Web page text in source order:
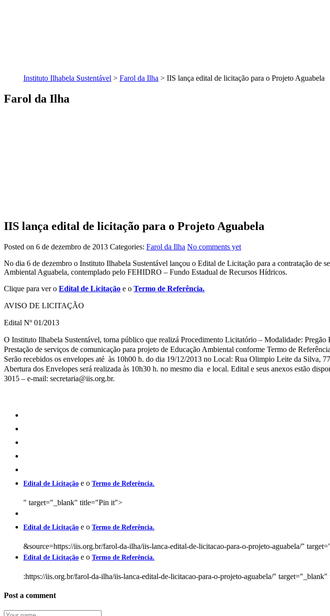
Instituto Ilhabela Sustentável > Farol da Ilha > IIS lança edital de licitação para o Projeto Aguabela
Farol da Ilha
IIS lança edital de licitação para o Projeto Aguabela
Posted on 6 de dezembro de 2013 Categories: Farol da Ilha No comments yet
No dia 6 de dezembro o Instituto Ilhabela Sustentável lançou o Edital de Licitação para a contratação de
Ambiental Aguabela, contemplado pelo FEHIDRO – Fundo Estadual de Recursos Hídricos.
Clique para ver o Edital de Licitação e o Termo de Referência.
AVISO DE LICITAÇÃO
Edital Nº 01/2013
O Instituto Ilhabela Sustentável, torna público que realizá Procedimento Licitatório – Modalidade:
Prestação de serviços de comunicação para projeto de Educação Ambiental conforme Termo de
Serão recebidos os envelopes até às 10h00 h. do dia 19/12/2013 no Local: Rua Olimpio Leite da Silva,
Abertura dos Envelopes será realizada às 10h30 h. no mesmo dia e local. Edital e seus anexos estão
3015 – e-mail: secretaria@iis.org.br.
Edital de Licitação e o Termo de Referência.
" target="_blank" title="Pin it">
Edital de Licitação e o Termo de Referência.
&source=https://iis.org.br/farol-da-ilha/iis-lanca-edital-de-licitacao-para-o-projeto-aguabela/"
Edital de Licitação e o Termo de Referência.
:https://iis.org.br/farol-da-ilha/iis-lanca-edital-de-licitacao-para-o-projeto-aguabela/"
Post a comment